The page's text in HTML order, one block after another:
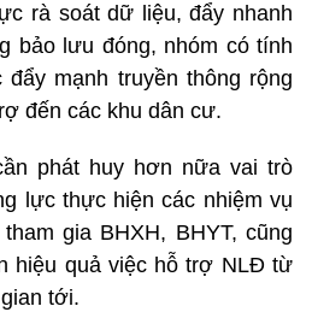
rà soát dữ liệu, đẩy nhanh
bảo lưu đóng, nhóm có tính
mạnh truyền thông rộng
đến các khu dân cư.
phát huy hơn nữa vai trò
lực thực hiện các nhiệm vụ
gia BHXH, BHYT, cũng
hiệu quả việc hỗ trợ NLĐ từ
tới.